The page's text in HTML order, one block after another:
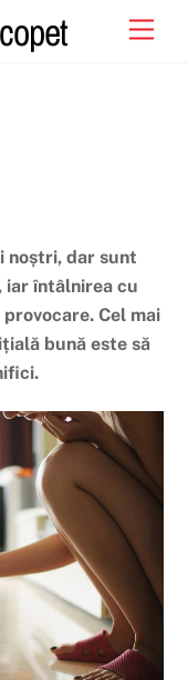
noștri, dar sunt
întâlnirea cu
Cel mai
bună este să